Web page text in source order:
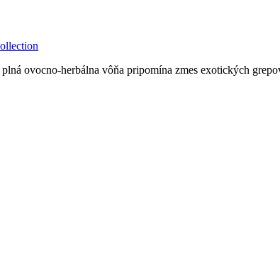
ovocno-herbálna vôňa pripomína zmes exotických